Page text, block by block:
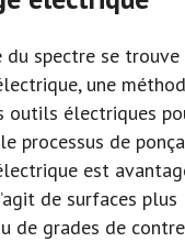
du spectre se
une
outils électriques
processus de
est
de surfaces plus
de grades de